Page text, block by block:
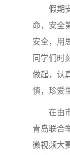
假期
命，安全
安全，用
同学们时
做起，认
慎，珍爱
在由
青岛联合
微视频大